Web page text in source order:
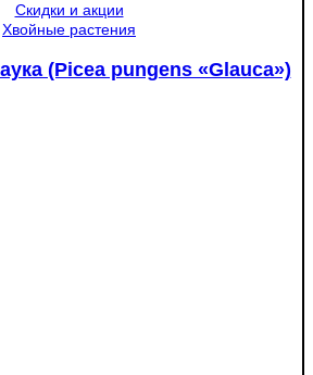
Скидки и акции
Хвойные растения
(Picea pungens «Glauca»)